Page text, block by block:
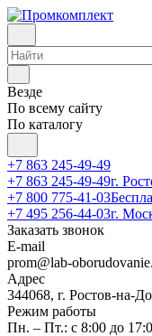
Везде
По всему сайту
По каталогу
+7 863 245-49-49
+7 863 245-49-49г.
+7 800 775-41-03
+7 495 256-44-03г.
Заказать звонок
E-mail
prom@lab-
Адрес
344068, г. Ростов-на-
Режим работы
Пн. – Пт.: с 8:00 до